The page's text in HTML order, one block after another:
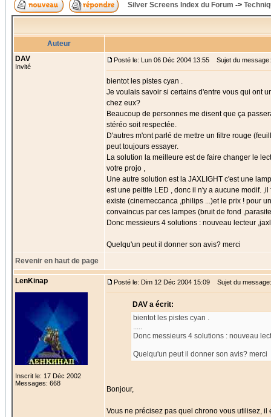
Silver Screens Index du Forum ->
Auteur
DAV
Invité
Posté le: Lun 06 Déc 2004 13:55 Sujet du
bientot les pistes cyan .
Je voulais savoir si certains d'entre vous qui ont
chez eux?
Beaucoup de personnes me disent que ça
stéréo soit respectée.
D'autres m'ont parlé de mettre un filtre rouge
peut toujours essayer.
La solution la meilleure est de faire changer le
votre projo ,
Une autre solution est la JAXLIGHT c'est une
est une peitite LED , donc il n'y a aucune modif.
existe (cinemeccanca ,philips ...)et le prix ! pour
convaincus par ces lampes (bruit de fond
Donc messieurs 4 solutions : nouveau lecteur
Quelqu'un peut il donner son avis? merci
Revenir en haut de page
LenKinap
Inscrit le: 17 Déc 2002
Messages: 668
Posté le: Dim 12 Déc 2004 15:09 Sujet du
DAV a écrit:
bientot les pistes cyan .
.....
Donc messieurs 4 solutions : nouveau
Quelqu'un peut il donner son avis? merci
Bonjour,
Vous ne précisez pas quel chrono vous utilisez,